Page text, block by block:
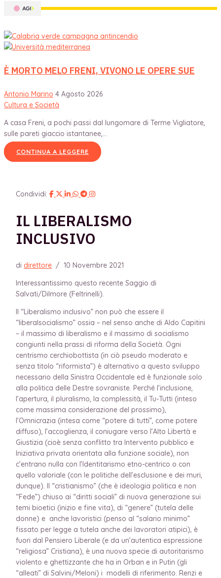
È MORTO MELO FRENI, VIVONO LE OPERE SUE
Antonio Marino 4 Agosto 2026
Cultura e Società
A casa Freni, a pochi passi dal lungomare di Terme Vigliatore,
sulle pareti giaccio istantanee,...
CONTINUA A LEGGERE
Condividi:
IL LIBERALISMO
INCLUSIVO
di direttore / 10 Novembre 2021
Interessantissimo questo recente Saggio di
Salvati/Dilmore (Feltrinelli).
Il “Liberalismo inclusivo” non può che essere il
“liberalsocialismo” ossia – nel senso anche di Aldo Capitini
– il massimo di liberalismo e il massimo di socialismo
congiunti nella prassi di riforma della Società. Ogni
centrismo cerchiobottista (in ciò pseudo moderato e
senza titolo “riformista”) è alternativo a questo sviluppo
necessario della Sinistra Occidentale ed è funzionale solo
alla politica delle Destre sovraniste. Perché l’inclusione,
l’apertura, il pluralismo, la complessità, il Tu-Tutti (inteso
come massima considerazione del prossimo),
l’Omnicrazia (intesa come “potere di tutti”, come potere
diffuso), l’accoglienza, il coniugare verso l’Alto Libertà e
Giustizia (cioè senza conflitto tra Intervento pubblico e
Iniziativa privata orientata alla funzione sociale), non
c’entrano nulla con l’Identitarismo etno-centrico o con
quello valoriale (con le politiche dell’esclusione e dei muri,
dunque). Il “cristianismo” (che è ideologia politica e non
“Fede”) chiuso ai “diritti sociali” di nuova generazione sui
temi bioetici (inizio e fine vita), di “genere” (tutela delle
donne) e anche lavoristici (penso al “salario minimo”
fissato per legge a tutela anche dei lavoratori atipici), è
fuori dal Pensiero Liberale (e da un’autentica espressione
“religiosa” Cristiana), è una nuova specie di autoritarismo
violento e ghettizzante che ha in Orban e in Putin (gli
“alleati” di Salvini/Meloni) i modelli di riferimento. Renzi e